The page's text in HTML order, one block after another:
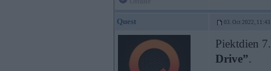
Quest 03. Oct 2022, 11:43
Piektdien
Drive”.